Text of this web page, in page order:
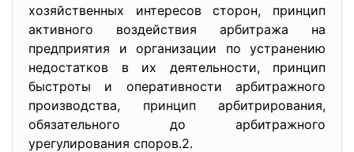
хозяйственных интересов сторон, принцип
активного воздействия арбитража на
предприятия и организации по устранению
недостатков в их деятельности, принцип
быстроты и оперативности арбитражного
производства, принцип арбитрирования,
обязательного до арбитражного
урегулирования споров.2.